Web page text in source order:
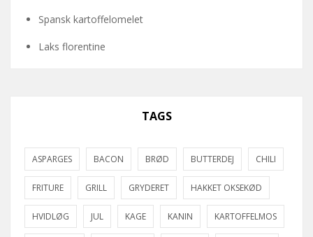
Spansk kartoffelomelet
Laks florentine
TAGS
ASPARGES BACON BRØD BUTTERDEJ CHILI
FRITURE GRILL GRYDERET HAKKET OKSEKØD
HVIDLØG JUL KAGE KANIN KARTOFFELMOS